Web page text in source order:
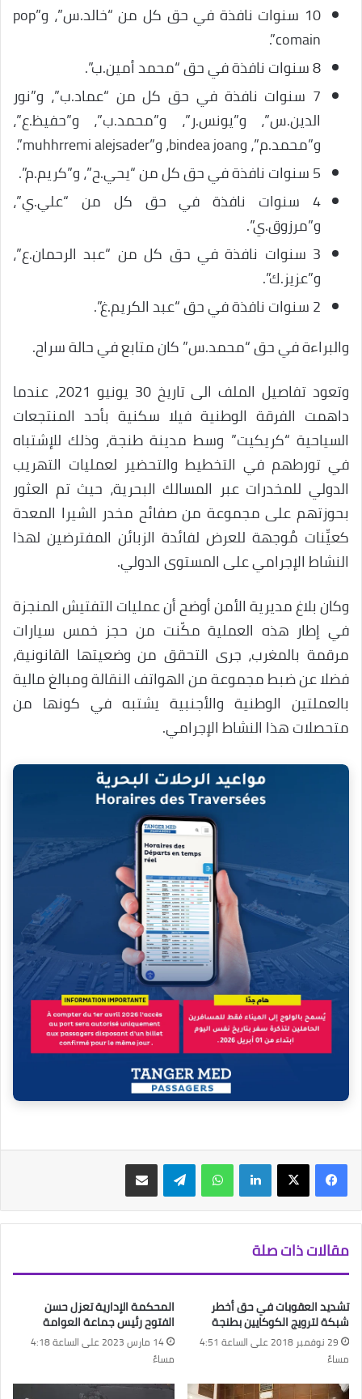
10 سنوات نافذة في حق كل من “خالد.س”، و”pop
comain”.
8 سنوات نافذة في حق “محمد أمين.ب”.
7 سنوات نافذة في حق كل من “عماد.ب”، و”نور
الدين.س”، و”يونس.ر”، و”محمد.ب”، و”حفيظ.ع”،
و”محمد.م”، وbindea joan، و”muhhrremi alejsader”.
5 سنوات نافذة في حق كل من “يحي.ح”، و”كريم.م”.
4 سنوات نافذة في حق كل من “علي.ي”،
و”مرزوق.ي”.
3 سنوات نافذة في حق كل من “عبد الرحمان.ع”،
و”عزيز.ك”.
2 سنوات نافذة في حق “عبد الكريم.غ”.
والبراءة في حق “محمد.س” كان متابع في حالة سراح.
وتعود تفاصيل الملف الى تاريخ 30 يونيو 2021، عندما
داهمت الفرقة الوطنية فيلا سكنية بأحد المنتجعات
السياحية “كريكيت” وسط مدينة طنجة، وذلك للإشتباه
في تورطهم في التخطيط والتحضير لعمليات التهريب
الدولي للمخدرات عبر المسالك البحرية، حيث تم العثور
بحوزتهم على مجموعة من صفائح مخدر الشيرا المعدة
كعيِّنات مُوجهة للعرض لفائدة الزبائن المفترضين لهذا
النشاط الإجرامي على المستوى الدولي.
وكان بلاغ مديرية الأمن أوضح أن عمليات التفتيش المنجزة
في إطار هذه العملية مكّنت من حجز خمس سيارات
مرقمة بالمغرب، جرى التحقق من وضعيتها القانونية،
فضلا عن ضبط مجموعة من الهواتف النقالة ومبالغ مالية
بالعملتين الوطنية والأجنبية يشتبه في كونها من
متحصلات هذا النشاط الإجرامي.
فيسبوك‫X لينكدإن واتساب تيلقرام مشاركة عبر البريد
مقالات ذات صلة
تشديد العقوبات في حق أخطر
شبكة لترويج الكوكايين بطنجة
29 نوفمبر 2018 على الساعة 4:51
مساءً
المحكمة الإدارية تعزل حسن
الفتوح رئيس جماعة العوامة
14 مارس 2023 على الساعة 4:18
مساءً